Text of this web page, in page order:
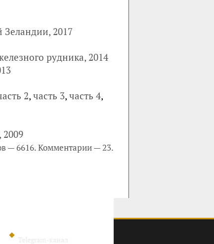
2017
рудника, 2014
2, часть 3, часть 4,
— 6616. Комментарии — 23.